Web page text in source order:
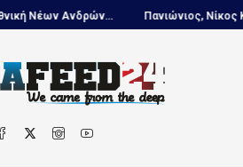
Ανδρών... Πανιώνιος, Νίκος